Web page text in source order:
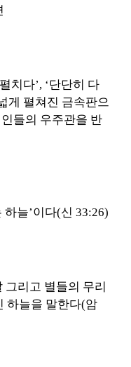
치다’, ‘단단히 다
게 펼쳐진 금속판으
들의 우주관을 반
하늘’이다(신 33:26)
그리고 별들의 무리
하늘을 말한다(암